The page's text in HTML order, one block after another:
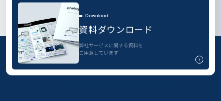
Download
資料ダウンロード
弊社サービスに関する資料を
ご用意しています